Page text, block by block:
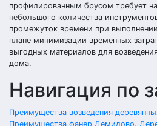
профилированным брусом требует
небольшого количества
промежуток времени при
плане минимизации временных
выгодных материалов для
дома.
Навигация по
Преимущества возведения
Преимущества фанер Демидово.